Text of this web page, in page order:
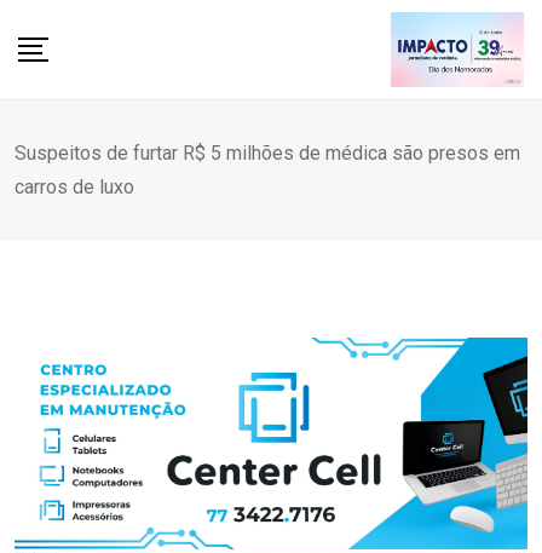
Suspeitos de furtar R$ 5 milhões de médica são presos em
carros de luxo